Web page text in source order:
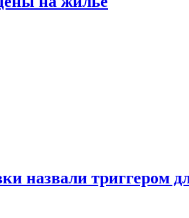
назвали триггером